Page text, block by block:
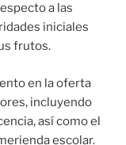
a las
iniciales
frutos.
en la oferta
incluyendo
así como el
escolar.